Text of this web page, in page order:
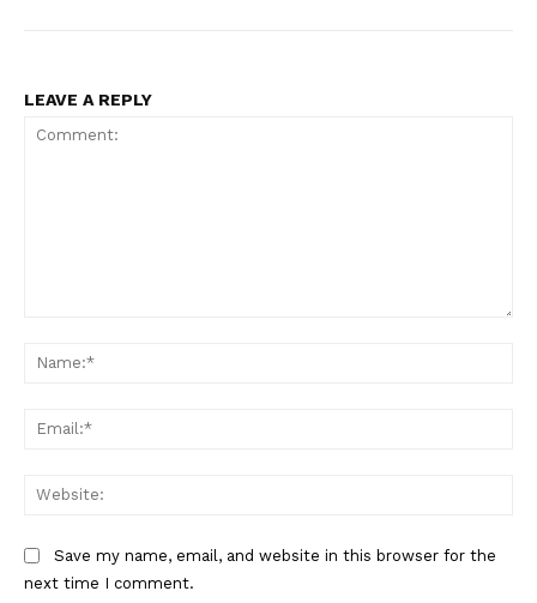
LEAVE A REPLY
Save my name, email, and website in this browser for the
next time I comment.